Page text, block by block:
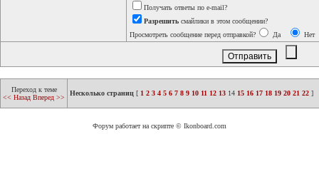
Получать ответы по e-mail?
Разрешить смайлики в этом сообщении?
Просмотреть сообщение перед отправкой?
Да Нет
Переход к теме
<< Назад Вперед >>
Несколько страниц [ 1 2 3 4 5 6 7 8 9 10 11 12 13 14 15 16 17 18 19 20 21 22 ]
Форум работает на скрипте © Ikonboard.com